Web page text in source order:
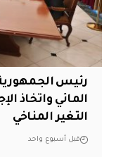
رئيس
المائي واتخاذ
التغير المناخي
قبل أسبوع واحد